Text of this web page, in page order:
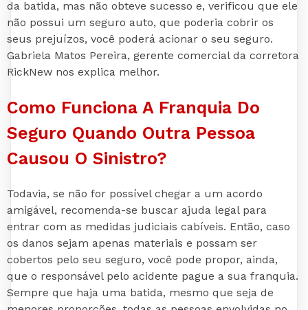
da batida, mas não obteve sucesso e, verificou que ele
não possui um seguro auto, que poderia cobrir os
seus prejuízos, você poderá acionar o seu seguro.
Gabriela Matos Pereira, gerente comercial da corretora
RickNew nos explica melhor.
Como Funciona A Franquia Do
Seguro Quando Outra Pessoa
Causou O Sinistro?
Todavia, se não for possível chegar a um acordo
amigável, recomenda-se buscar ajuda legal para
entrar com as medidas judiciais cabíveis. Então, caso
os danos sejam apenas materiais e possam ser
cobertos pelo seu seguro, você pode propor, ainda,
que o responsável pelo acidente pague a sua franquia.
Sempre que haja uma batida, mesmo que seja de